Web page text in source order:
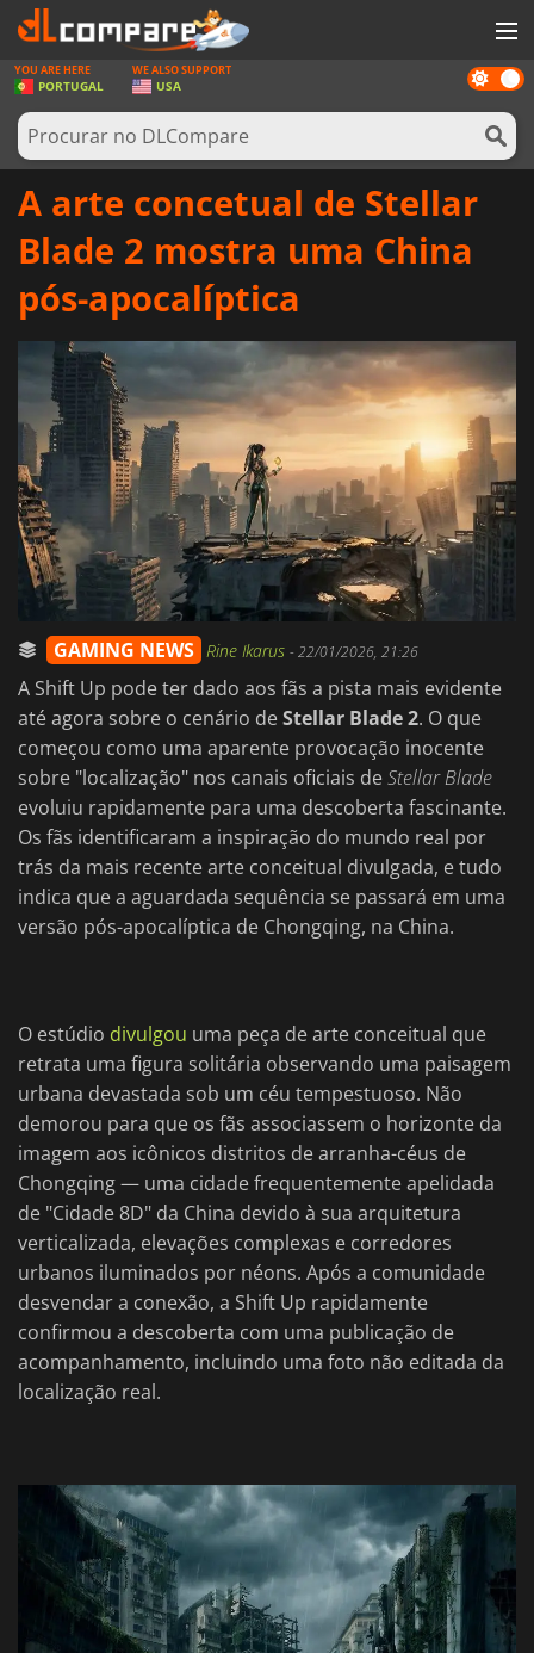
JOGOS
GAME CARDS
SOFTWARE
NOTÍCIAS
ENTRAR OU REGISTAR
Dark
mode
YOU ARE HERE
PORTUGAL
WE ALSO SUPPORT
USA
A arte concetual de Stellar
Blade 2 mostra uma China
pós-apocalíptica
GAMING NEWS Rine Ikarus -22/01/2026, 21:26
A Shift Up pode ter dado aos fãs a pista mais evidente
até agora sobre o cenário deStellar Blade 2. O que
começou como uma aparente provocação inocente
sobre "localização" nos canais oficiais deStellar Blade
evoluiu rapidamente para uma descoberta fascinante.
Os fãs identificaram a inspiração do mundo real por
trás da mais recente arte conceitual divulgada, e tudo
indica que a aguardada sequência se passará em uma
versão pós-apocalíptica de Chongqing, na China.
O estúdio divulgou uma peça de arte conceitual que
retrata uma figura solitária observando uma paisagem
urbana devastada sob um céu tempestuoso. Não
demorou para que os fãs associassem o horizonte da
imagem aos icônicos distritos de arranha-céus de
Chongqing — uma cidade frequentemente apelidada
de "Cidade 8D" da China devido à sua arquitetura
verticalizada, elevações complexas e corredores
urbanos iluminados por néons. Após a comunidade
desvendar a conexão, a Shift Up rapidamente
confirmou a descoberta com uma publicação de
acompanhamento, incluindo uma foto não editada da
localização real.